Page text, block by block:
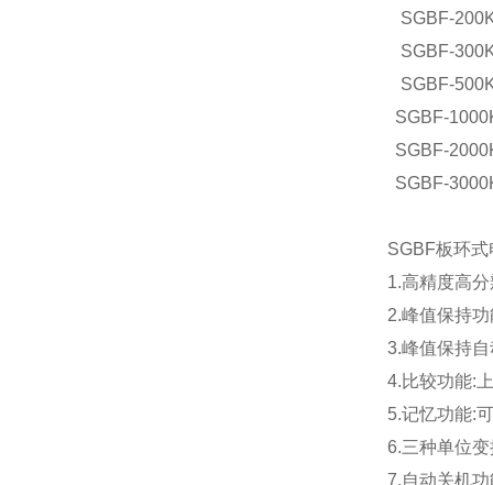
SGBF-
SGBF-
SGBF-
SGBF-
SGBF-
SGBF-
SGBF板环
1.高精度高
2.峰值保持
3.峰值保持
4.比较功能:
5.记忆功能:
6.三种单位
7.自动关机